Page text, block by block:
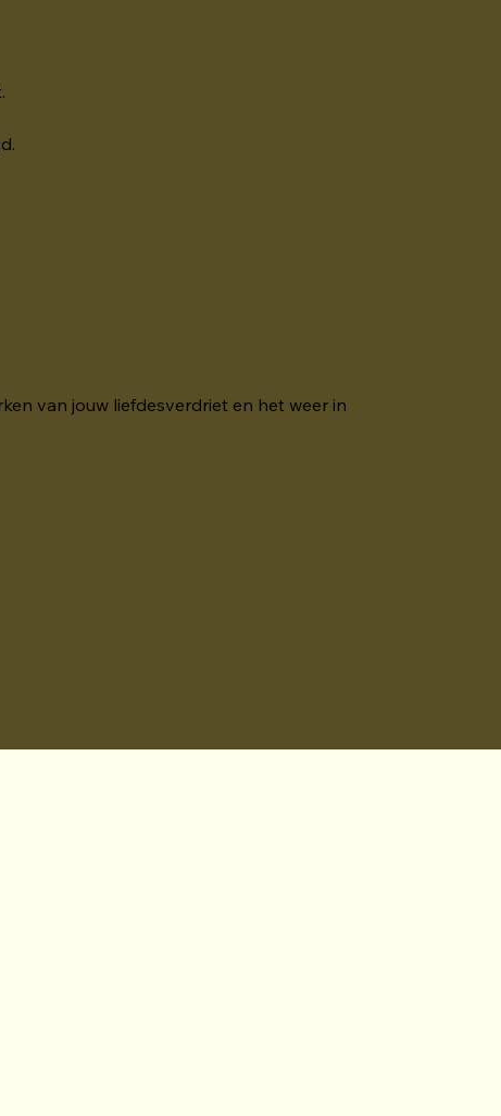
van jouw liefdesverdriet en het weer in